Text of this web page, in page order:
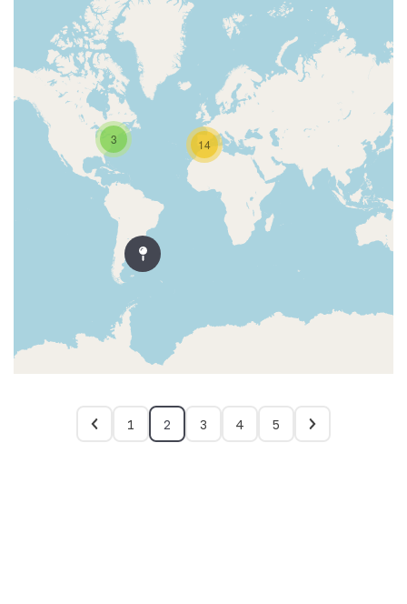
3 14
1 2 3 4 5